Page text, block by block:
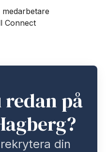
Connect
på
din